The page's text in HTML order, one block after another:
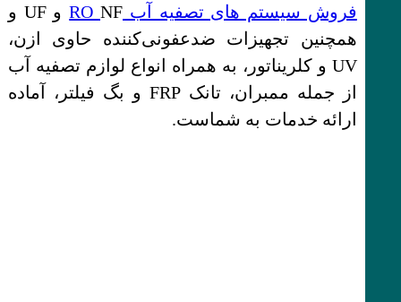
فروش سیستم های تصفیه آب RO
NF و UF و
همچنین تجهیزات ضدعفونی‌کننده حاوی ازن،
UV و کلریناتور، به همراه انواع لوازم تصفیه آب
از جمله ممبران، تانک FRP و بگ فیلتر، آماده
ارائه خدمات به شماست.